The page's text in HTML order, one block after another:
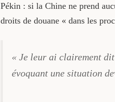
Pékin : si la Chine ne prend
droits de douane « dans les
« Je leur ai clairement
évoquant une situation